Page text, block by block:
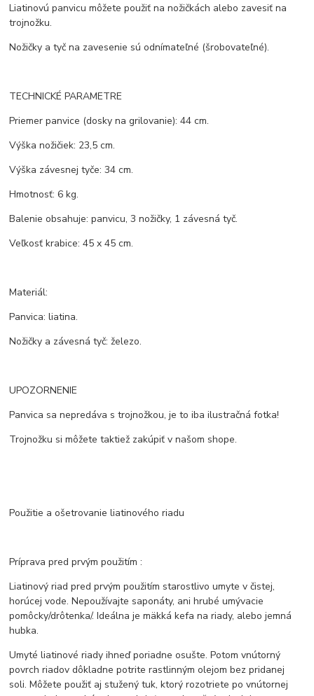
Liatinovú panvicu môžete použiť na nožičkách alebo zavesiť na
trojnožku.
Nožičky a tyč na zavesenie sú odnímateľné (šrobovateľné).
TECHNICKÉ PARAMETRE
Priemer panvice (dosky na grilovanie): 44 cm.
Výška nožičiek: 23,5 cm.
Výška závesnej tyče: 34 cm.
Hmotnosť: 6 kg.
Balenie obsahuje: panvicu, 3 nožičky, 1 závesná tyč.
Veľkosť krabice: 45 x 45 cm.
Materiál:
Panvica: liatina.
Nožičky a závesná tyč: železo.
UPOZORNENIE
Panvica sa nepredáva s trojnožkou, je to iba ilustračná fotka!
Trojnožku si môžete taktiež zakúpiť v našom shope.
Použitie a ošetrovanie liatinového riadu
Príprava pred prvým použitím :
Liatinový riad pred prvým použitím starostlivo umyte v čistej,
horúcej vode. Nepoužívajte saponáty, ani hrubé umývacie
pomôcky/drôtenka/. Ideálna je mäkká kefa na riady, alebo jemná
hubka.
Umyté liatinové riady ihneď poriadne osušte. Potom vnútorný
povrch riadov dôkladne potrite rastlinným olejom bez pridanej
soli. Môžete použiť aj stužený tuk, ktorý rozotriete po vnútornej